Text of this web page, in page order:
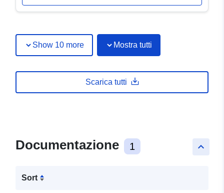
Show 10 more Mostra tutti
Scarica tutti
keyboard_arrow_up
Documentazione 1
Sort